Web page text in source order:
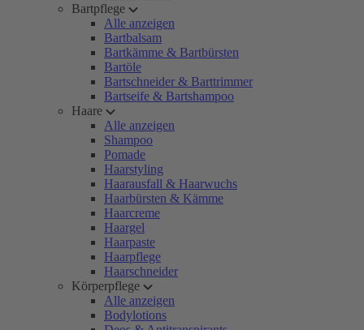
Bartpflege
Alle anzeigen
Bartbalsam
Bartkämme & Bartbürsten
Bartöle
Bartschneider & Barttrimmer
Bartseife & Bartshampoo
Haare
Alle anzeigen
Shampoo
Pomade
Haarstyling
Haarausfall & Haarwuchs
Haarbürsten & Kämme
Haarcreme
Haargel
Haarpaste
Haarpflege
Haarschneider
Körperpflege
Alle anzeigen
Bodylotions